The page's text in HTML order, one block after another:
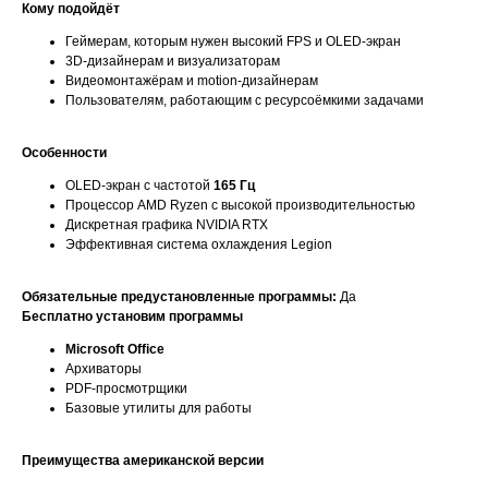
Кому подойдёт
Геймерам, которым нужен высокий FPS и OLED-экран
3D-дизайнерам и визуализаторам
Видеомонтажёрам и motion-дизайнерам
Пользователям, работающим с ресурсоёмкими задачами
Особенности
OLED-экран с частотой 165 Гц
Процессор AMD Ryzen с высокой производительностью
Дискретная графика NVIDIA RTX
Эффективная система охлаждения Legion
Обязательные предустановленные программы: Да
Бесплатно установим программы
Microsoft Office
Архиваторы
PDF-просмотрщики
Базовые утилиты для работы
Преимущества американской версии